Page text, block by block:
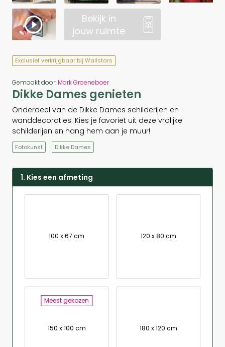
Bekijk in
jouw ruimte
Exclusief verkrijgbaar bij Wallstars
Gemaakt door: Mark Groeneboer
Dikke Dames genieten
Onderdeel van de Dikke Dames schilderijen en
wanddecoraties. Kies je favoriet uit deze vrolijke
schilderijen en hang hem aan je muur!
Fotokunst Dikke Dames
1. Kies een afmeting
100 x 67 cm 120 x 80 cm
Meest gekozen
150 x 100 cm 180 x 120 cm